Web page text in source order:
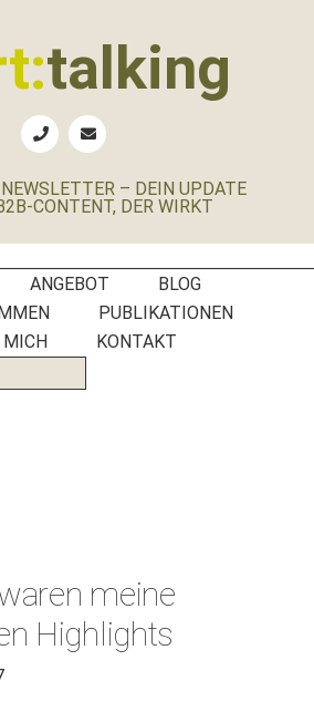
talking
– DEIN UPDATE
CONTENT, DER WIRKT
ANGEBOT
BLOG
PUBLIKATIONEN
MICH
KONTAKT
meine
Highlights